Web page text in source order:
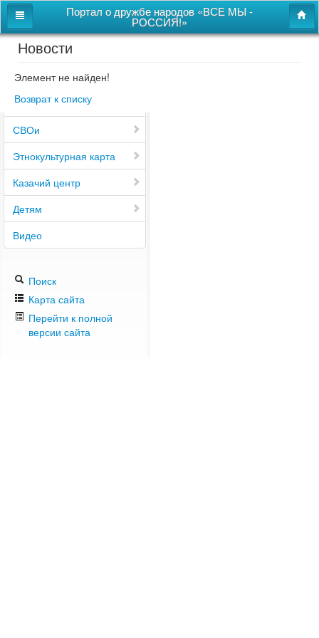
Портал о дружбе народов «ВСЕ МЫ -
РОССИЯ!»
Главная
Дом дружбы народов
Новости
СВОи
Этнокультурная карта
Казачий центр
Детям
Видео
Поиск
Карта сайта
Перейти к полной
версии сайта
Новости
Элемент не найден!
Возврат к списку